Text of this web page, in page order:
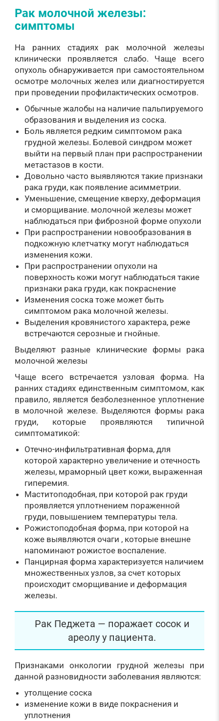
Рак молочной железы:
симптомы
На ранних стадиях рак молочной железы
клинически проявляется слабо. Чаще всего
опухоль обнаруживается при самостоятельном
осмотре молочных желез или диагностируется
при проведении профилактических осмотров.
Обычные жалобы на наличие пальпируемого
образования и выделения из соска.
Боль является редким симптомом рака
грудной железы. Болевой синдром может
выйти на первый план при распространении
метастазов в кости.
Довольно часто выявляются такие признаки
рака груди, как появление асимметрии.
Уменьшение, смещение кверху, деформация
и сморщивание. молочной железы может
наблюдаться при фиброзной форме опухоли
При распространении новообразования в
подкожную клетчатку могут наблюдаться
изменения кожи.
При распространении опухоли на
поверхность кожи могут наблюдаться такие
признаки рака груди, как покраснение
Изменения соска тоже может быть
симптомом рака молочной железы.
Выделения кровянистого характера, реже
встречаются серозные и гнойные.
Выделяют разные клинические формы рака
молочной железы
Чаще всего встречается узловая форма. На
ранних стадиях единственным симптомом, как
правило, является безболезненное уплотнение
в молочной железе. Выделяются формы рака
груди, которые проявляются типичной
симптоматикой:
Отечно-инфильтративная форма, для
которой характерно увеличение и отечность
железы, мраморный цвет кожи, выраженная
гиперемия.
Маститоподобная, при которой рак груди
проявляется уплотнением пораженной
груди, повышением температуры тела.
Рожистоподобная форма, при которой на
коже выявляются очаги , которые внешне
напоминают рожистое воспаление.
Панцирная форма характеризуется наличием
множественных узлов, за счет которых
происходит сморщивание и деформация
железы.
Рак Педжета — поражает сосок и
ареолу у пациента.
Признаками онкологии грудной железы при
данной разновидности заболевания являются:
утолщение соска
изменение кожи в виде покраснения и
уплотнения